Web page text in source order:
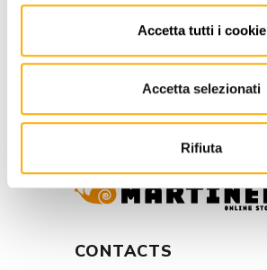
Accetta tutti i cookie
Accetta selezionati
Rifiuta
BRAND
BEST PRICE GUARANTEED
CONTACTS